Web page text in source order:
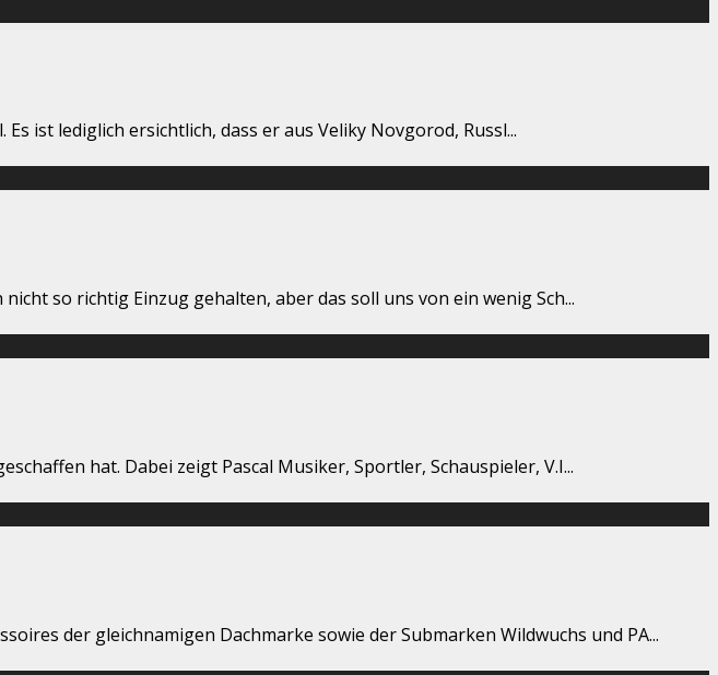
ist lediglich ersichtlich, dass er aus Veliky Novgorod, Russl...
so richtig Einzug gehalten, aber das soll uns von ein wenig Sch...
hat. Dabei zeigt Pascal Musiker, Sportler, Schauspieler, V.I...
der gleichnamigen Dachmarke sowie der Submarken Wildwuchs und PA...